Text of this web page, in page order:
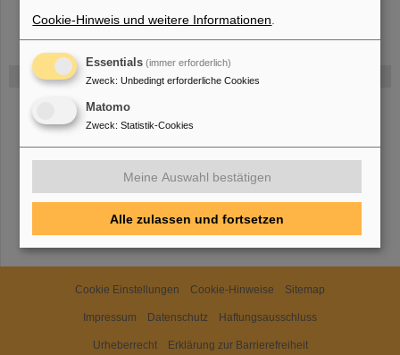
Gefördert von
HMWK
TMWWDG
Cookie Einstellungen Cookie-Hinweise Sitemap
Impressum Datenschutz Haftungsausschluss
Urheberrecht Erklärung zur Barrierefreiheit
Cookie-Hinweis und weitere Informationen
Essentials (immer erforderlich)
Zweck: Unbedingt erforderliche Cookies
Matomo
Zweck: Statistik-Cookies
Meine Auswahl bestätigen
Alle zulassen und fortsetzen